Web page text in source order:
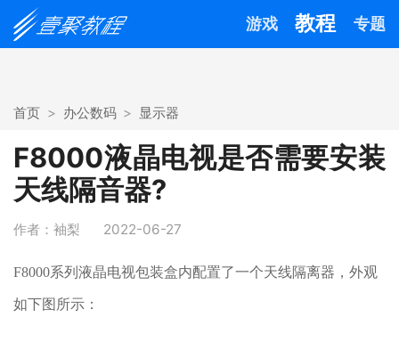
游戏 教程 专题
首页 办公数码 显示器
F8000液晶电视是否需要安装
天线隔音器?
作者：袖梨 2022-06-27
F8000系列液晶电视包装盒内配置了一个天线隔离器，外观
如下图所示：